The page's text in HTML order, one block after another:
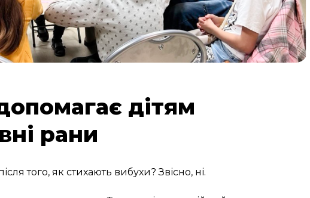
дітям
рани
того, як стихають вибухи? Звісно, ні.